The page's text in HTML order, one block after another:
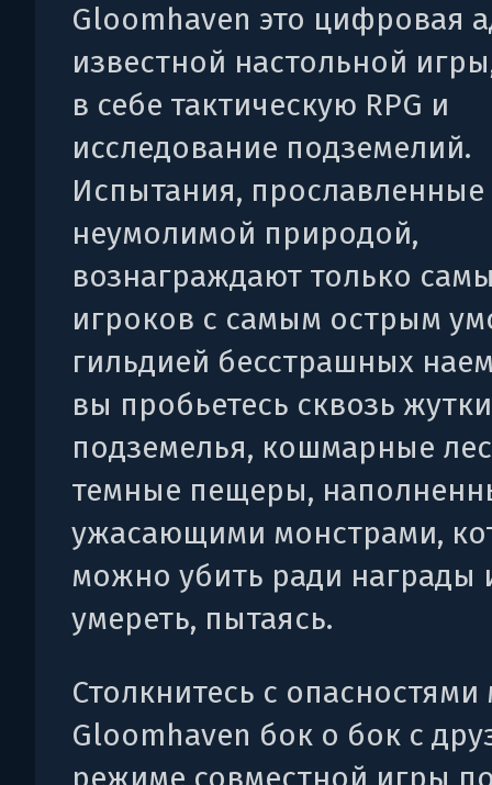
Gloomhaven это цифровая
известной настольной
в себе тактическую RPG и
исследование подземелий.
Испытания, прославленные
неумолимой природой,
вознаграждают только
игроков с самым острым
гильдией бесстрашных
вы пробьетесь сквозь
подземелья, кошмарные
темные пещеры,
ужасающими монстрами,
можно убить ради награды
умереть, пытаясь.
Столкнитесь с
Gloomhaven бок о бок с